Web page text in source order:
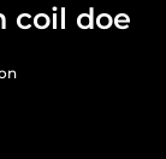
coil doe